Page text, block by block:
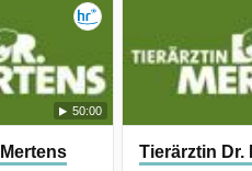
aus der
Glücklicherweise ist
zur Stelle.
erwartungsgemäß
von ihrem Noch-
50:00
Tierärztin Dr.